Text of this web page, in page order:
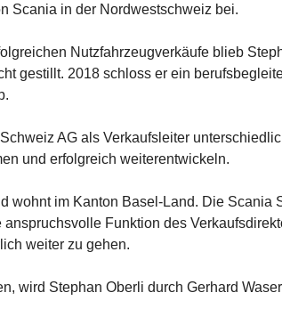
Scania in der Nordwestschweiz bei.
Nutzfahrzeugverkäufe blieb
gestillt. 2018 schloss er ein
AG als Verkaufsleiter
und erfolgreich weiterentwickeln.
wohnt im Kanton Basel-Land. Die Scania
Funktion des
weiter zu gehen.
wird Stephan Oberli durch Gerhard